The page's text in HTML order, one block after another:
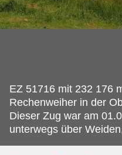
EZ 51716 mit 232 176
Rechenweiher in der
Dieser Zug war am
unterwegs über